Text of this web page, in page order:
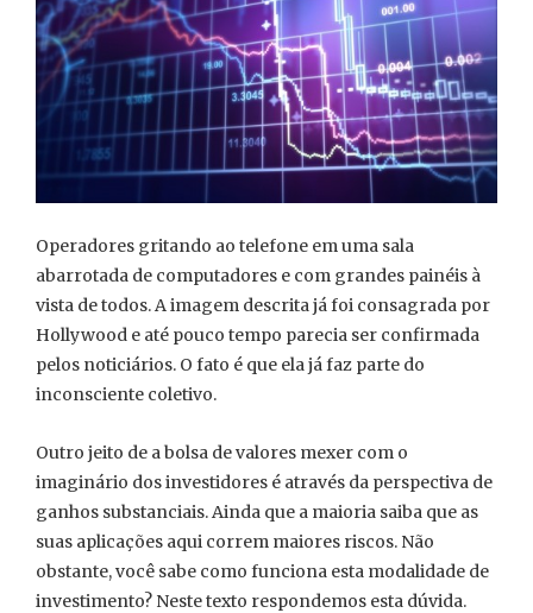
Operadores gritando ao telefone em uma sala
abarrotada de computadores e com grandes painéis à
vista de todos. A imagem descrita já foi consagrada por
Hollywood e até pouco tempo parecia ser confirmada
pelos noticiários. O fato é que ela já faz parte do
inconsciente coletivo.
Outro jeito de a bolsa de valores mexer com o
imaginário dos investidores é através da perspectiva de
ganhos substanciais. Ainda que a maioria saiba que as
suas aplicações aqui correm maiores riscos. Não
obstante, você sabe como funciona esta modalidade de
investimento? Neste texto respondemos esta dúvida.